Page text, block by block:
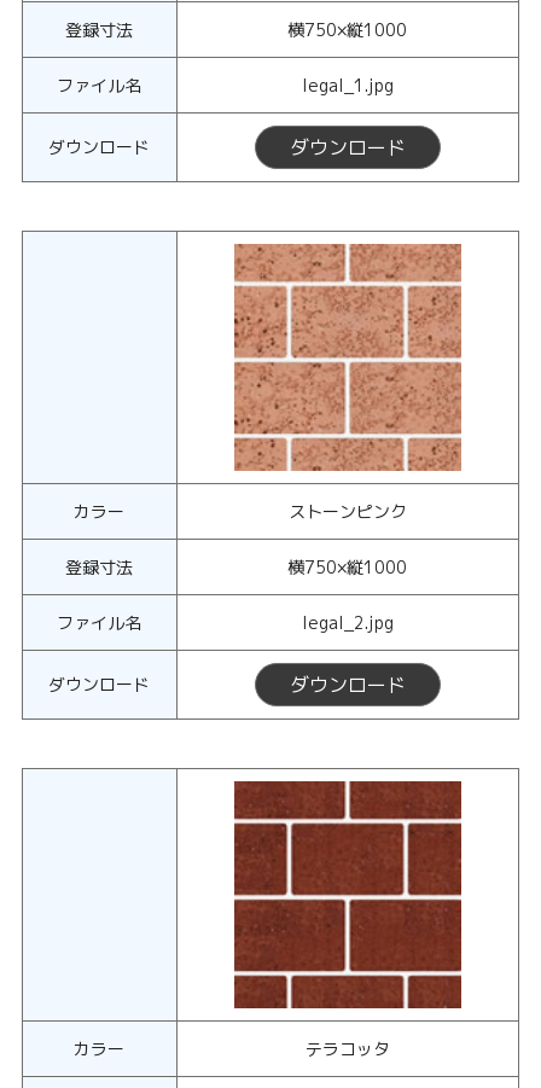
登録寸法 横750×縦1000
ファイル名 legal_1.jpg
ダウンロード ダウンロード
カラー ストーンピンク
登録寸法 横750×縦1000
ファイル名 legal_2.jpg
ダウンロード ダウンロード
カラー テラコッタ